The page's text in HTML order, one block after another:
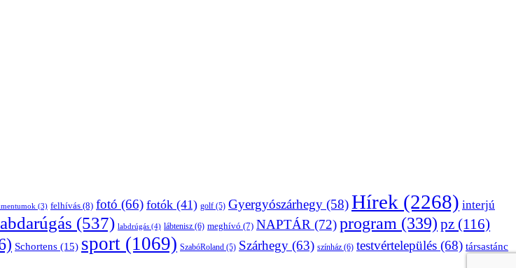
(3) felhívás (8) fotó (66) fotók (41) golf (5) Gyergyószárhegy (58)Hírek (2268) interjú
(537) labdrúgás (4) lábtenisz (6) meghívó (7) NAPTÁR (72)program (339) pz (116)
Schortens (15) sport (1069) SzabóRoland (5) Szárhegy (63) színház (6) testvértelepülés (68) társastánc